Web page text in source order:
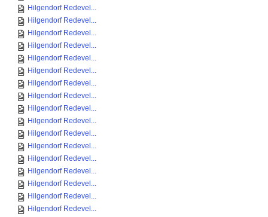
Hilgendorf Redevel...
Hilgendorf Redevel...
Hilgendorf Redevel...
Hilgendorf Redevel...
Hilgendorf Redevel...
Hilgendorf Redevel...
Hilgendorf Redevel...
Hilgendorf Redevel...
Hilgendorf Redevel...
Hilgendorf Redevel...
Hilgendorf Redevel...
Hilgendorf Redevel...
Hilgendorf Redevel...
Hilgendorf Redevel...
Hilgendorf Redevel...
Hilgendorf Redevel...
Hilgendorf Redevel...